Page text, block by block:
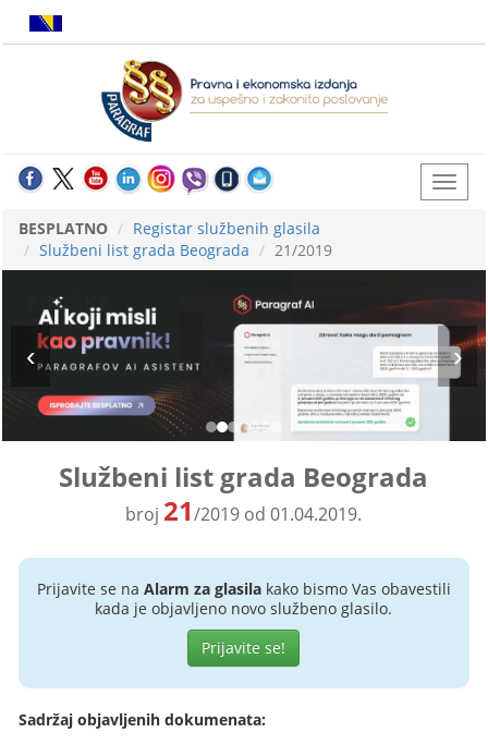
BESPLATNO
Registar službenih glasila
Službeni list grada Beograda
21/2019
Službeni list grada Beograda
broj 21/2019 od 01.04.2019.
Prijavite se na Alarm za glasilakako bismo Vas obavestili
kada je objavljeno novo službeno glasilo.
Prijavite se!
Sadržaj objavljenih dokumenata: